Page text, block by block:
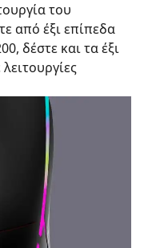
του
από έξι επίπεδα
δέστε και τα έξι